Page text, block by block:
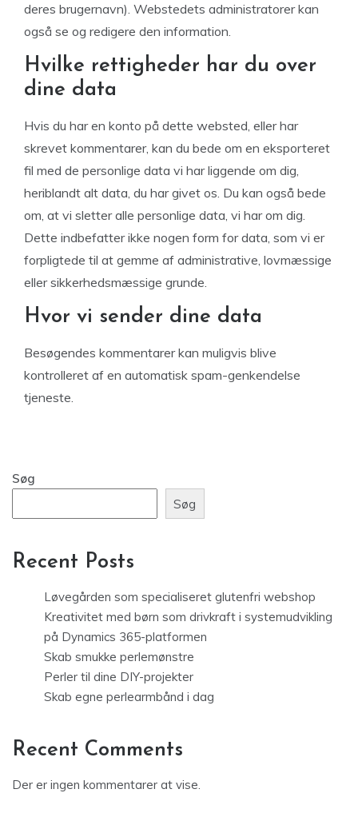
deres brugernavn). Webstedets administratorer kan
også se og redigere den information.
Hvilke rettigheder har du over
dine data
Hvis du har en konto på dette websted, eller har
skrevet kommentarer, kan du bede om en eksporteret
fil med de personlige data vi har liggende om dig,
heriblandt alt data, du har givet os. Du kan også bede
om, at vi sletter alle personlige data, vi har om dig.
Dette indbefatter ikke nogen form for data, som vi er
forpligtede til at gemme af administrative, lovmæssige
eller sikkerhedsmæssige grunde.
Hvor vi sender dine data
Besøgendes kommentarer kan muligvis blive
kontrolleret af en automatisk spam-genkendelse
tjeneste.
Søg
Søg
Recent Posts
Løvegården som specialiseret glutenfri webshop
Kreativitet med børn som drivkraft i systemudvikling
på Dynamics 365-platformen
Skab smukke perlemønstre
Perler til dine DIY-projekter
Skab egne perlearmbånd i dag
Recent Comments
Der er ingen kommentarer at vise.